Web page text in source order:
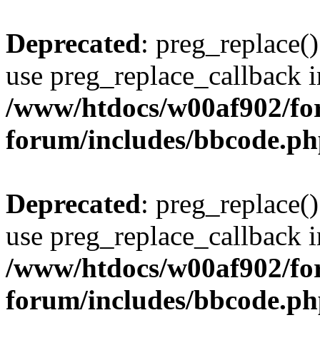
Deprecated:
use preg_replace_callback
/www/htdocs/w00af902/
forum/includes/
Deprecated:
use preg_replace_callback
/www/htdocs/w00af902/
forum/includes/